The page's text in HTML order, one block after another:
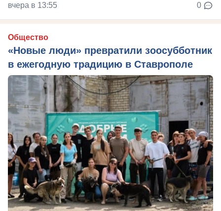
вчера в 13:55 0
Общество
«Новые люди» превратили зоосубботник
в ежегодную традицию в Ставрополе